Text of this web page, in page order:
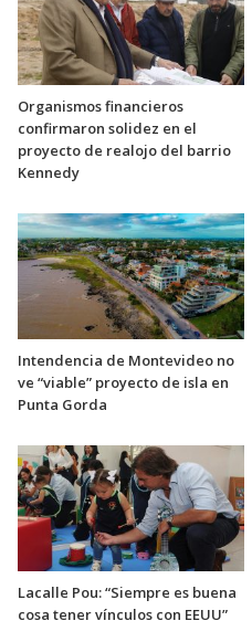
Organismos financieros
confirmaron solidez en el
proyecto de realojo del barrio
Kennedy
Intendencia de Montevideo no
ve “viable” proyecto de isla en
Punta Gorda
Lacalle Pou: “Siempre es buena
cosa tener vínculos con EEUU”